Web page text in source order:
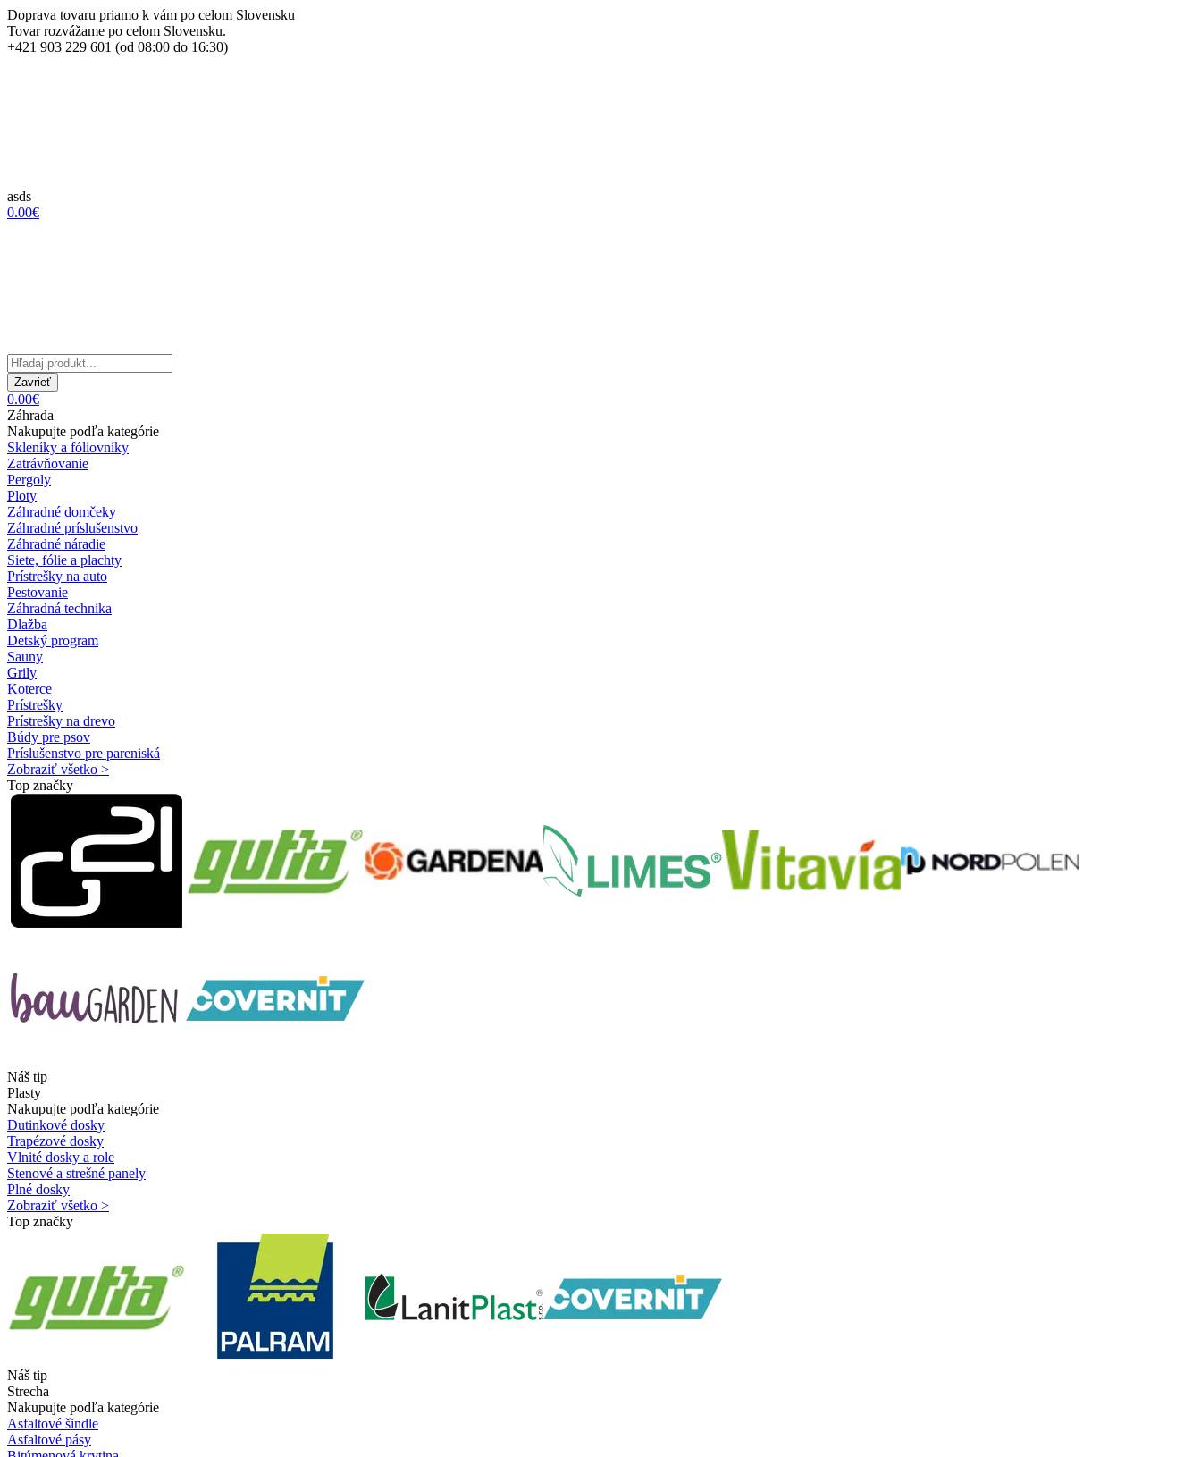
Doprava tovaru priamo k vám po celom Slovensku
Tovar rozvážame po celom Slovensku.
+421 903 229 601 (od 08:00 do 16:30)
asds
0.00€
Zavrieť
0.00€
Záhrada
Nakupujte podľa kategórie
Skleníky a fóliovníky
Zatrávňovanie
Pergoly
Ploty
Záhradné domčeky
Záhradné príslušenstvo
Záhradné náradie
Siete, fólie a plachty
Prístrešky na auto
Pestovanie
Záhradná technika
Dlažba
Detský program
Sauny
Grily
Koterce
Prístrešky
Prístrešky na drevo
Búdy pre psov
Príslušenstvo pre pareniská
Zobraziť všetko >
Top značky
Náš tip
Plasty
Nakupujte podľa kategórie
Dutinkové dosky
Trapézové dosky
Vlnité dosky a role
Stenové a strešné panely
Plné dosky
Zobraziť všetko >
Top značky
Náš tip
Strecha
Nakupujte podľa kategórie
Asfaltové šindle
Asfaltové pásy